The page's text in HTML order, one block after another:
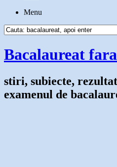
Menu
Bacalaureat
stiri, subiecte,
examenul de